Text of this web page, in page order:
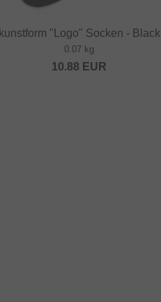
kunstform "Logo" Socken - Black
0.07 kg
10.88 EUR